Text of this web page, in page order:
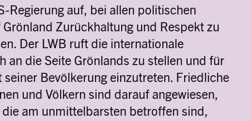
Regierung auf, bei allen politischen
Zurückhaltung und Respekt zu
Der LWB ruft die internationale
an die Seite Grönlands zu stellen und für
Bevölkerung einzutreten. Friedliche
und Völkern sind darauf angewiesen,
am unmittelbarsten betroffen sind,